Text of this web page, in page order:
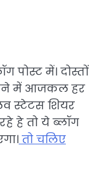
पोस्ट में। दोस्तों
में आजकल हर
स्टेटस शियर
हे तो ये ब्लॉग
तो चलिए